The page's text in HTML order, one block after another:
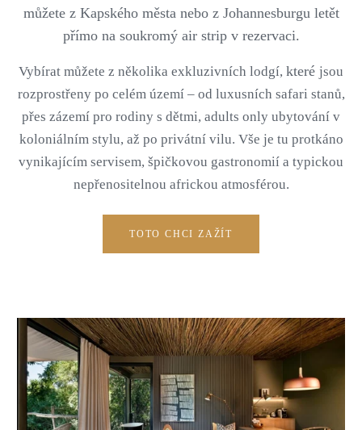
můžete z Kapského města nebo z Johannesburgu letět
přímo na soukromý air strip v rezervaci.
Vybírat můžete z několika exkluzivních lodgí, které jsou
rozprostřeny po celém území – od luxusních safari stanů,
přes zázemí pro rodiny s dětmi, adults only ubytování v
koloniálním stylu, až po privátní vilu. Vše je tu protkáno
vynikajícím servisem, špičkovou gastronomií a typickou
nepřenositelnou africkou atmosférou.
TOTO CHCI ZAŽÍT